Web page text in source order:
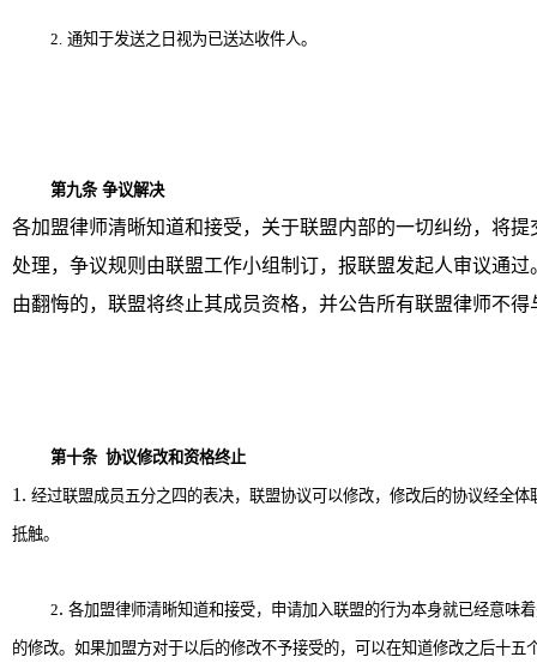
2. 通知于发送之日视为已送达收件人。
第九条 争议解决
各加盟律师清晰知道和接受，关于联盟内部的一切纠纷，将
处理，争议规则由联盟工作小组制订，报联盟发起人审议通
由翻悔的，联盟将终止其成员资格，并公告所有联盟律师不得
第十条 协议修改和资格终止
1 . 经过联盟成员五分之四的表决，联盟协议可以修改，修改后的协议经全
抵触。
2. 各加盟律师清晰知道和接受，申请加入联盟的行为本身就已经意味
的修改。如果加盟方对于以后的修改不予接受的，可以在知道修改之后十五